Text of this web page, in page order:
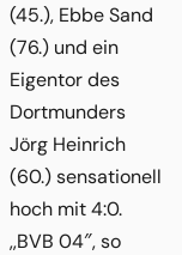
(45.), Ebbe Sand
(76.) und ein
Eigentor des
Dortmunders
Jörg Heinrich
(60.) sensationell
hoch mit 4:0.
,,BVB 04″, so